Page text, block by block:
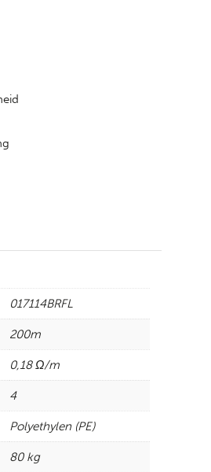
017114BRFL
200m
0,18 Ω/m
4
Polyethylen (PE)
80 kg